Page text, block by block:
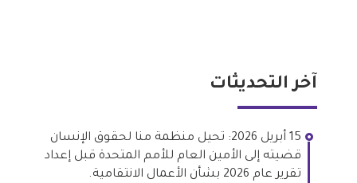
آخر التحديثات
15 أبريل 2026: تحيل منظمة منا لحقوق الإنسان
قضيته إلى الأمين العام للأمم المتحدة قبل إعداد
تقرير عام 2026 بشأن الأعمال الانتقامية.